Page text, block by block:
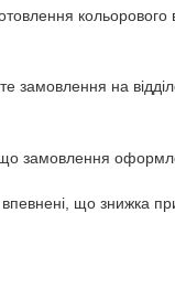
кольорового
замовлення на
замовлення
що знижка